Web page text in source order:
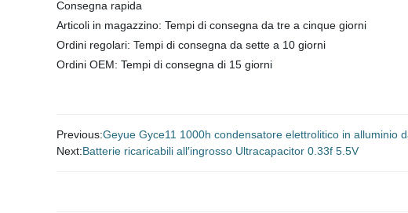
Consegna rapida
Articoli in magazzino: Tempi di consegna da tre a cinque giorni
Ordini regolari: Tempi di consegna da sette a 10 giorni
Ordini OEM: Tempi di consegna di 15 giorni
Previous:Geyue Gyce11 1000h condensatore elettrolitico in alluminio
Next:Batterie ricaricabili all′ingrosso Ultracapacitor 0.33f 5.5V